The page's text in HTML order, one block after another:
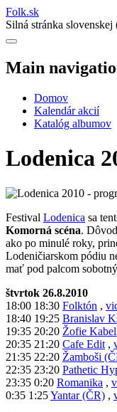
Folk.sk
Silná stránka
Main
Domov
Kalendár akcií
Katalóg albumov
Lodenica
Festival Lodenica sa
Komorná scéna.
ako po minulé roky,
Lodeničiarskom pódiu
mať pod palcom
štvrtok 26.8.2010
18:00 18:30 Folktón ,
18:40 19:25 Branislav
19:35 20:20 Žofie
20:35 21:20 Cafe Edit ,
21:35 22:20 Žamboši
22:35 23:20 Pathetic
23:35 0:20 Romanika ,
0:35 1:25Yantar (ČR) ,